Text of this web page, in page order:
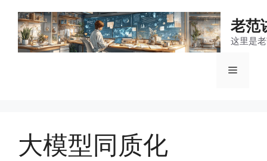
老范
这里是
菜
大模型同质化